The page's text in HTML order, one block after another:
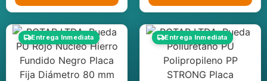
Entrega Inmediata Entrega Inmediata